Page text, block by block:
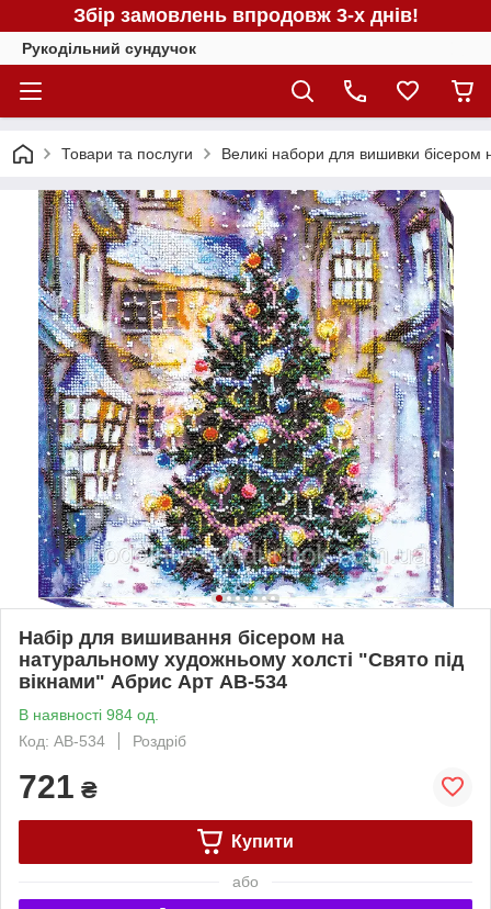
Збір замовлень впродовж 3-х днів!
Рукодільний сундучок
Товари та послуги Великі набори для вишивки бісером
Набір для вишивання бісером на
натуральному художньому холсті "Свято під
вікнами" Абрис Арт AB-534
В наявності 984 од.
Код: AB-534
Роздріб
721 ₴
Купити
або